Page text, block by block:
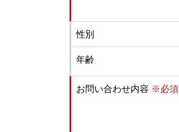
性別
年齢
お問い合わせ内容 ※必須